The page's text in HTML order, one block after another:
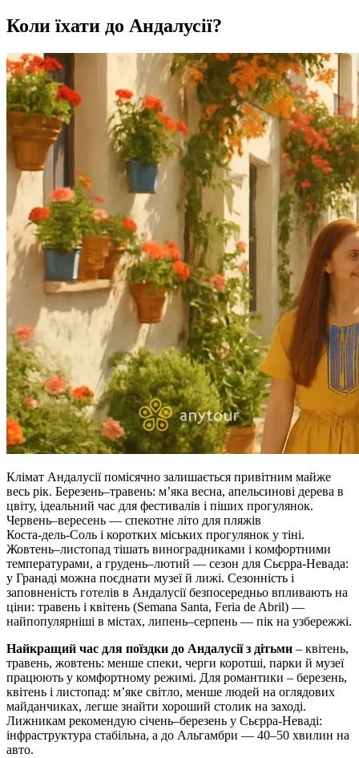
Коли їхати до Андалусії?
Клімат Андалусії помісячно залишається привітним майже
весь рік. Березень–травень: м’яка весна, апельсинові дерева в
цвіту, ідеальний час для фестивалів і піших прогулянок.
Червень–вересень — спекотне літо для пляжів
Коста‑дель‑Соль і коротких міських прогулянок у тіні.
Жовтень–листопад тішать виноградниками і комфортними
температурами, а грудень–лютий — сезон для Сьєрра‑Невада:
у Гранаді можна поєднати музеї й лижі. Сезонність і
заповненість готелів в Андалусії безпосередньо впливають на
ціни: травень і квітень (Semana Santa, Feria de Abril) —
найпопулярніші в містах, липень–серпень — пік на узбережжі.
Найкращий час для поїздки до Андалусії з дітьми – квітень,
травень, жовтень: менше спеки, черги коротші, парки й музеї
працюють у комфортному режимі. Для романтики – березень,
квітень і листопад: м’яке світло, менше людей на оглядових
майданчиках, легше знайти хороший столик на заході.
Лижникам рекомендую січень–березень у Сьєрра‑Неваді:
інфраструктура стабільна, а до Альгамбри — 40–50 хвилин на
авто.